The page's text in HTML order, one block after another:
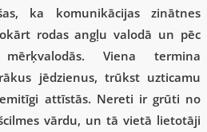
ka komunikācijas zinātnes
rodas angļu valodā un pēc
Viena termina
jēdzienus, trūkst uzticamu
attīstās. Nereti ir grūti no
vārdu, un tā vietā lietotāji